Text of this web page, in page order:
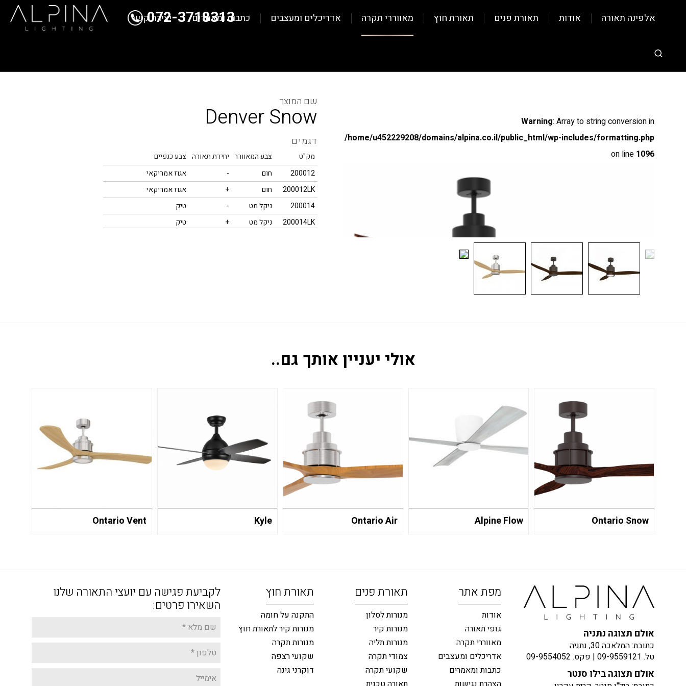
אלפינה תאורה אודות תאורת פנים תאורת חוץ מאווררי תקרה אדריכלים ומעצבים כתבות ומאמרים יצירת קשר
Warning: Array to string conversion in
/home/u452229208/domains/alpina.co.il/public_html/wp-includes/formatting.php
on line 1096
: Array to string conversion in
/home/u452229208/domains/alpina.co.il/public_html/wp-includes/formatting.php
/home/u452229208/domains/alpina.co.il/public_html/wp-includes/formatting.php
Denver Snow
דגמים
מק"ט צבע המאוורר יחידת תאורה צבע כנפיים
200012
חום -
אגוז אמריקאי
200012LK
חום +
אגוז אמריקאי
200014
ניקל מט -
טיק
200014LK
ניקל מט + טיק
אולי יעניין אותך גם..
Ontario Snow
Alpine Flow
Ontario Air
Kyle
Ontario Vent
אולם תצוגה נתניה
כתובת: המלאכה 30, נתניה
טל. 09-9559121 | פקס. 09-9554052
אולם תצוגה בילו סנטר
מפת אתר
אודות
גופי תאורה
מאווררי תקרה
אדריכלים ומעצבים
כתבות ומאמרים
תאורת פנים
מנורות לסלון
מנורות קיר
מנורות תליה
צמודי תקרה
שקועי תקרה
תאורת חוץ
התקנה על חומה
מנורות קיר לתאורת חוץ
מנורות תקרה
שקועי רצפה
דוקרני גינה
לקביעת פגישה עם יועצי התאורה שלנו
השאירו פרטים:
072-3718313